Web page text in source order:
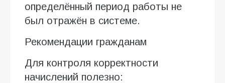
определённый период работы не
был отражён в системе.
Рекомендации гражданам
Для контроля корректности
начислений полезно: